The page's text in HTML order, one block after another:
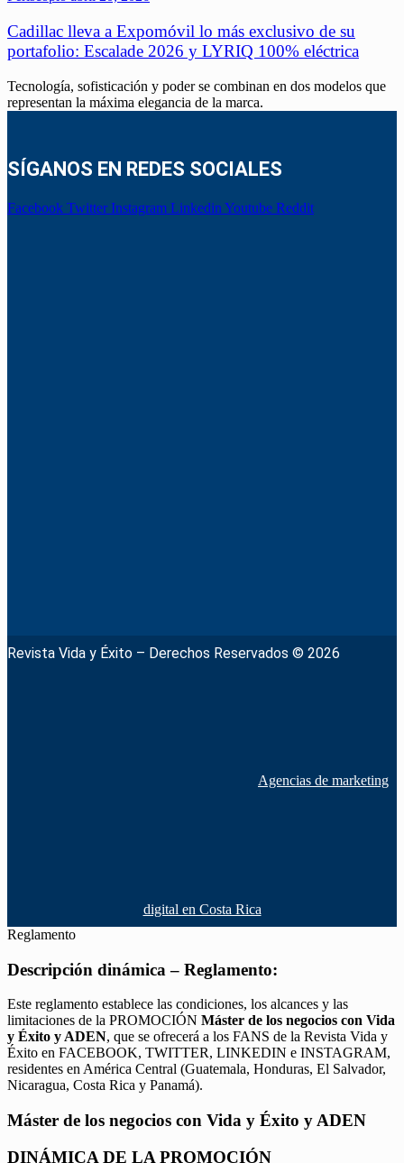
Cadillac lleva a Expomóvil lo más exclusivo de su
portafolio: Escalade 2026 y LYRIQ 100% eléctrica
Tecnología, sofisticación y poder se combinan en dos modelos que
representan la máxima elegancia de la marca.
SÍGANOS EN REDES SOCIALES
Facebook Twitter Instagram Linkedin Youtube Reddit
Revista Vida y Éxito – Derechos Reservados © 2026
Agencias de marketing
digital en Costa Rica
Reglamento
Descripción dinámica – Reglamento:
Este reglamento establece las condiciones, los alcances y las
limitaciones de la PROMOCIÓN Máster de los negocios con Vida
y Éxito y ADEN, que se ofrecerá a los FANS de la Revista Vida y
Éxito en FACEBOOK, TWITTER, LINKEDIN e INSTAGRAM,
residentes en América Central (Guatemala, Honduras, El Salvador,
Nicaragua, Costa Rica y Panamá).
Máster de los negocios con Vida y Éxito y ADEN
DINÁMICA DE LA PROMOCIÓN